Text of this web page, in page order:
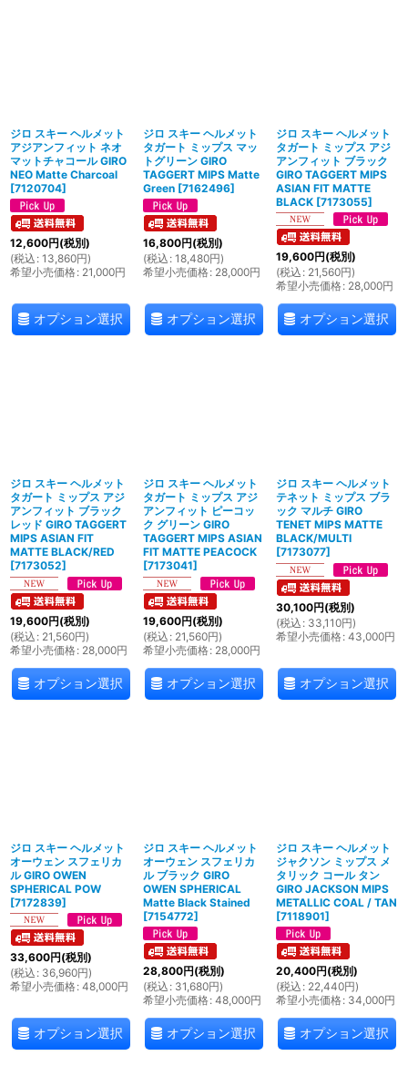
ジロ スキー ヘルメット
アジアンフィット ネオ
マットチャコール GIRO
NEO Matte Charcoal
[7120704]
12,600円(税別)
(税込 : 13,860円)
希望小売価格: 21,000円
オプション選択
ジロ スキー ヘルメット
タガート ミップス マッ
トグリーン GIRO
TAGGERT MIPS Matte
Green [7162496]
16,800円(税別)
(税込 : 18,480円)
希望小売価格: 28,000円
オプション選択
ジロ スキー ヘルメット
タガート ミップス アジ
アンフィット ブラック
GIRO TAGGERT MIPS
ASIAN FIT MATTE
BLACK [7173055]
19,600円(税別)
(税込 : 21,560円)
希望小売価格: 28,000円
オプション選択
ジロ スキー ヘルメット
タガート ミップス アジ
アンフィット ブラック
レッド GIRO TAGGERT
MIPS ASIAN FIT
MATTE BLACK/RED
[7173052]
19,600円(税別)
(税込 : 21,560円)
希望小売価格: 28,000円
オプション選択
ジロ スキー ヘルメット
タガート ミップス アジ
アンフィット ピーコッ
ク グリーン GIRO
TAGGERT MIPS ASIAN
FIT MATTE PEACOCK
[7173041]
19,600円(税別)
(税込 : 21,560円)
希望小売価格: 28,000円
オプション選択
ジロ スキー ヘルメット
テネット ミップス ブラ
ック マルチ GIRO
TENET MIPS MATTE
BLACK/MULTI
[7173077]
30,100円(税別)
(税込 : 33,110円)
希望小売価格: 43,000円
オプション選択
ジロ スキー ヘルメット
オーウェン スフェリカ
ル GIRO OWEN
SPHERICAL POW
[7172839]
33,600円(税別)
(税込 : 36,960円)
希望小売価格: 48,000円
オプション選択
ジロ スキー ヘルメット
オーウェン スフェリカ
ル ブラック GIRO
OWEN SPHERICAL
Matte Black Stained
[7154772]
28,800円(税別)
(税込 : 31,680円)
希望小売価格: 48,000円
オプション選択
ジロ スキー ヘルメット
ジャクソン ミップス メ
タリック コール タン
GIRO JACKSON MIPS
METALLIC COAL / TAN
[7118901]
20,400円(税別)
(税込 : 22,440円)
希望小売価格: 34,000円
オプション選択